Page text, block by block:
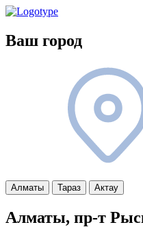
Ваш город
Алматы Тараз Актау
Алматы, пр-т